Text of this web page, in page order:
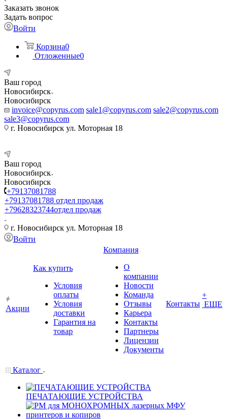
Заказать звонок
Задать вопрос
Войти
Корзина0
Отложенные0
Ваш город
Новосибирск
Новосибирск
invoice@copyrus.com sale1@copyrus.com sale2@copyrus.com
sale3@copyrus.com
г. Новосибирск ул. Моторная 18
Ваш город
Новосибирск
Новосибирск
+79137081788
+79137081788 отдел продаж
+79628323744отдел продаж
г. Новосибирск ул. Моторная 18
Войти
Акции
Как купить
Условия
оплаты
Условия
доставки
Гарантия на
товар
Компания
О
компании
Новости
Команда
Отзывы
Карьера
Контакты
Партнеры
Лицензии
Документы
Контакты
+
ЕЩЕ
Каталог
ПЕЧАТАЮЩИЕ УСТРОЙСТВА